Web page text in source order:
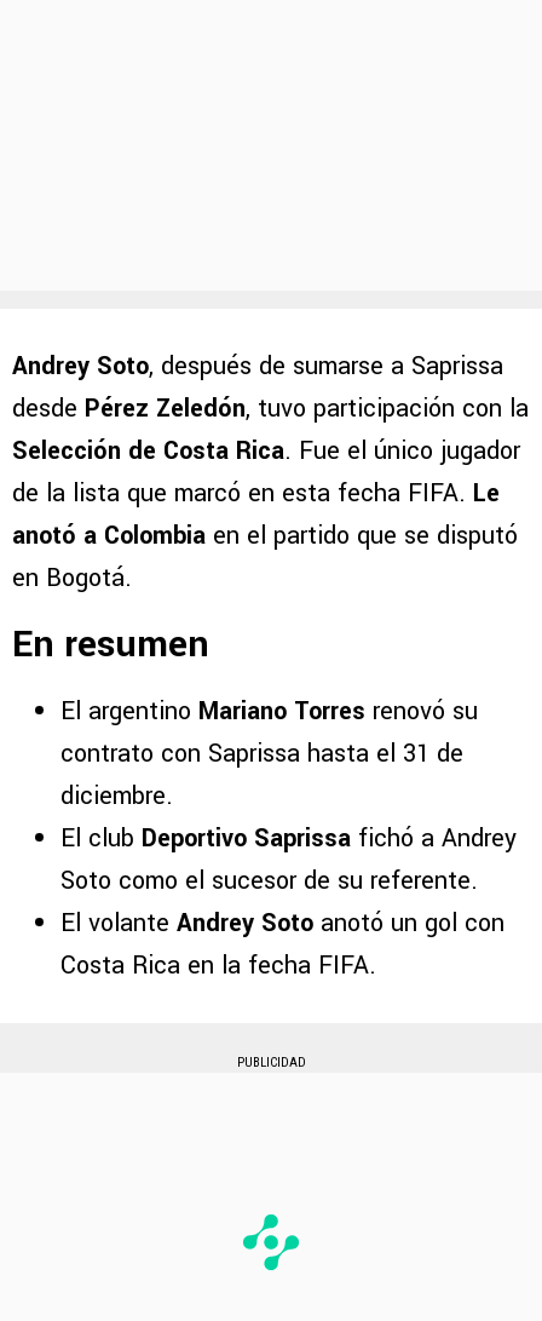
Andrey Soto, después de sumarse a Saprissa
desde Pérez Zeledón, tuvo participación con la
Selección de Costa Rica. Fue el único jugador
de la lista que marcó en esta fecha FIFA. Le
anotó a Colombia en el partido que se disputó
en Bogotá.
En resumen
El argentino Mariano Torres renovó su
contrato con Saprissa hasta el 31 de
diciembre.
El club Deportivo Saprissa fichó a Andrey
Soto como el sucesor de su referente.
El volante Andrey Soto anotó un gol con
Costa Rica en la fecha FIFA.
PUBLICIDAD